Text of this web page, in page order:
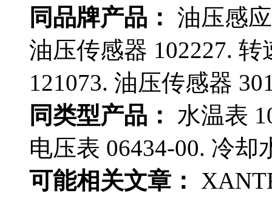
同品牌产品： 油压感
油压传感器 102227.
121073. 油压传感器
同类型产品：
水温表
电压表 06434-00. 冷却
可能相关文章：